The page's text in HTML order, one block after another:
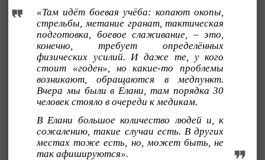
«Там идёт боевая учёба: копают окопы,
стрельбы, метание гранат, тактическая
подготовка, боевое слаживание, – это,
конечно, требует определённых
физических усилий. И даже те, у кого
стоит «годен», но какие-то проблемы
возникают, обращаются в медпункт.
Вчера мы были в Елани, там порядка 30
человек стояло в очереди к медикам.
В Елани большое количество людей и, к
сожалению, такие случаи есть. В других
местах тоже есть, но, может быть, не
так афишируются».